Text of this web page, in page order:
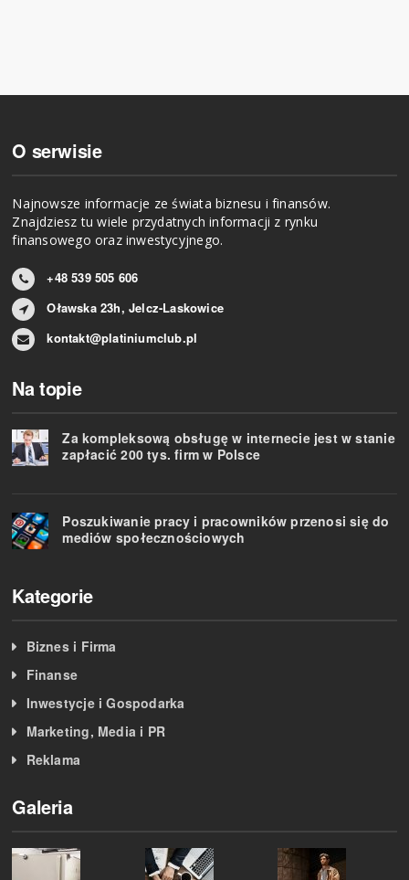
O serwisie
Najnowsze informacje ze świata biznesu i finansów.
Znajdziesz tu wiele przydatnych informacji z rynku
finansowego oraz inwestycyjnego.
+48 539 505 606
Oławska 23h, Jelcz-Laskowice
kontakt@platiniumclub.pl
Na topie
Za kompleksową obsługę w internecie jest w stanie
zapłacić 200 tys. firm w Polsce
Poszukiwanie pracy i pracowników przenosi się do
mediów społecznościowych
Kategorie
Biznes i Firma
Finanse
Inwestycje i Gospodarka
Marketing, Media i PR
Reklama
Galeria